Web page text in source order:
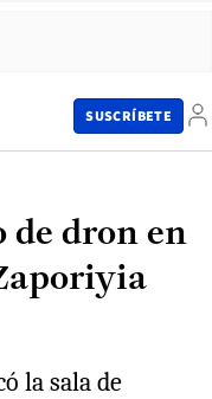
SUSCRÍBETE
dron en
la sala de